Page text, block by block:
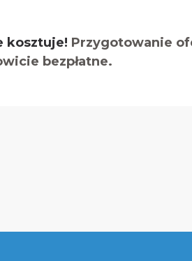
kosztuje! Przygotowanie
bezpłatne.